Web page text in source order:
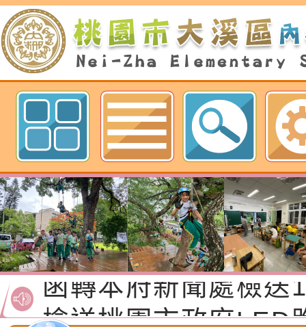
歡迎參觀：neilnjestycedu佈景設
Neil hsu網站
函轉桃園市政府「
性(防空)演習執行計
轉桃園市政府「
（防空）演習－行動
檢送桃園市政府家庭
「115年度祖孫樂淘
節慶祝活動」海報電
函轉本府新聞處檢送
交通安全宣導標語播
檢送桃園市政府LED